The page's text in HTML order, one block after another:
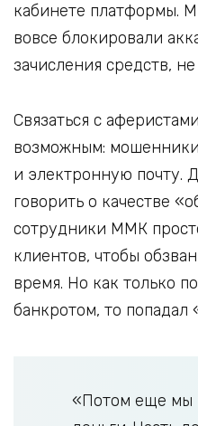
кабинете платформы.
вовсе блокировали
зачисления средств,
Связаться с
возможным:
и электронную почту.
говорить о качестве
сотрудники ММК
клиентов, чтобы
время. Но как только
банкротом, то попадал
«Потом еще мы